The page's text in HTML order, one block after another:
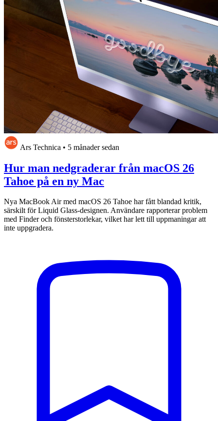
Ars Technica • 5 månader sedan
Hur man nedgraderar från macOS 26
Tahoe på en ny Mac
Nya MacBook Air med macOS 26 Tahoe har fått blandad kritik,
särskilt för Liquid Glass-designen. Användare rapporterar problem
med Finder och fönsterstorlekar, vilket har lett till uppmaningar att
inte uppgradera.